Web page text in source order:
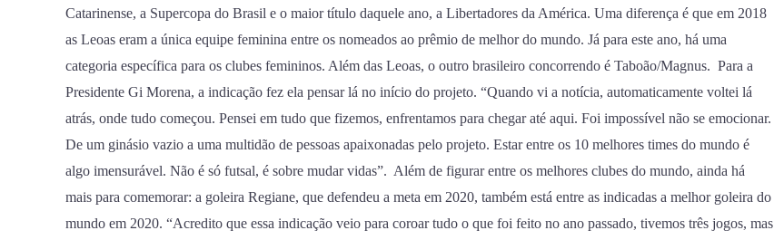
Catarinense, a Supercopa do Brasil e o maior título daquele ano, a Libertadores da América. Uma diferença é que em 2018
as Leoas eram a única equipe feminina entre os nomeados ao prêmio de melhor do mundo. Já para este ano, há uma
categoria específica para os clubes femininos. Além das Leoas, o outro brasileiro concorrendo é Taboão/Magnus. Para a
Presidente Gi Morena, a indicação fez ela pensar lá no início do projeto. “Quando vi a notícia, automaticamente voltei lá
atrás, onde tudo começou. Pensei em tudo que fizemos, enfrentamos para chegar até aqui. Foi impossível não se emocionar.
De um ginásio vazio a uma multidão de pessoas apaixonadas pelo projeto. Estar entre os 10 melhores times do mundo é
algo imensurável. Não é só futsal, é sobre mudar vidas”. Além de figurar entre os melhores clubes do mundo, ainda há
mais para comemorar: a goleira Regiane, que defendeu a meta em 2020, também está entre as indicadas a melhor goleira do
mundo em 2020. “Acredito que essa indicação veio para coroar tudo o que foi feito no ano passado, tivemos três jogos, mas
mundo